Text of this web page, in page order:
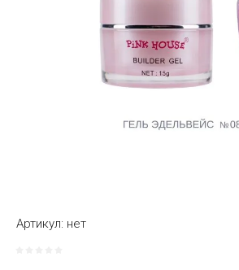
Артикул: нет